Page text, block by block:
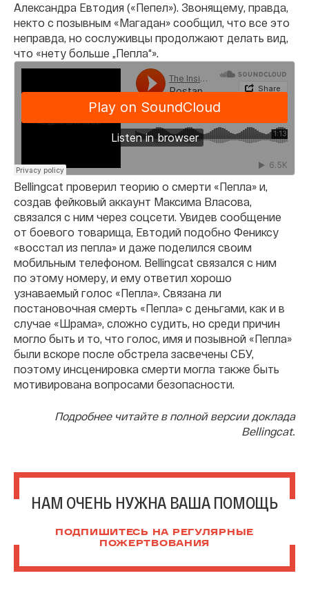
Александра Евтодия («Пепел»). Звонящему, правда,
некто с позывным «Магадан» сообщил, что все это
неправда, но сослуживцы продолжают делать вид,
что «нету больше „Пепла“».
Bellingcat проверил теорию о смерти «Пепла» и,
создав фейковый аккаунт Максима Власова,
связался с ним через соцсети. Увидев сообщение
от боевого товарища, Евтодий подобно Фениксу
«восстал из пепла» и даже поделился своим
мобильным телефоном. Bellingcat связался с ним
по этому номеру, и ему ответил хорошо
узнаваемый голос «Пепла». Связана ли
постановочная смерть «Пепла» с деньгами, как и в
случае «Шрама», сложно судить, но среди причин
могло быть и то, что голос, имя и позывной «Пепла»
были вскоре после обстрела засвечены СБУ,
поэтому инсценировка смерти могла также быть
мотивирована вопросами безопасности.
Подробнее читайте в полной версии доклада
Bellingcat.
НАМ ОЧЕНЬ НУЖНА ВАША ПОМОЩЬ
ПОДПИШИТЕСЬ НА РЕГУЛЯРНЫЕ
ПОЖЕРТВОВАНИЯ